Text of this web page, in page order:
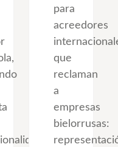
para
acreedores
que
reclaman
a
empresas
bielorrusas: